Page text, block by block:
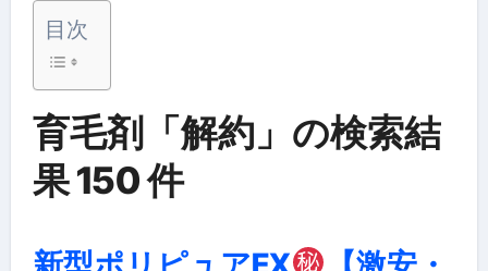
目次
育毛剤「解約」の検索結
果 150 件